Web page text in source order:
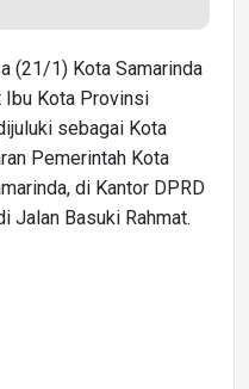
(21/1) Kota Samarinda
Ibu Kota Provinsi
sebagai Kota
Pemerintah Kota
di Kantor DPRD
Jalan Basuki Rahmat.